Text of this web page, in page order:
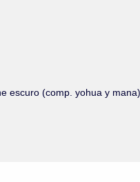
escuro (comp. yohua y